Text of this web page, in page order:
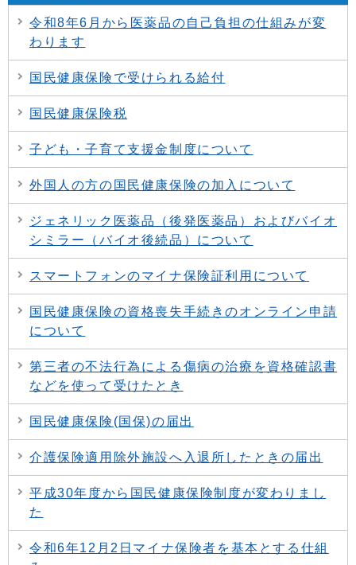
令和8年6月から医薬品の自己負担の仕組みが変
わります
国民健康保険で受けられる給付
国民健康保険税
子ども・子育て支援金制度について
外国人の方の国民健康保険の加入について
ジェネリック医薬品（後発医薬品）およびバイオ
シミラー（バイオ後続品）について
スマートフォンのマイナ保険証利用について
国民健康保険の資格喪失手続きのオンライン申請
について
第三者の不法行為による傷病の治療を資格確認書
などを使って受けたとき
国民健康保険(国保)の届出
介護保険適用除外施設へ入退所したときの届出
平成30年度から国民健康保険制度が変わりまし
た
令和6年12月2日マイナ保険者を基本とする仕組